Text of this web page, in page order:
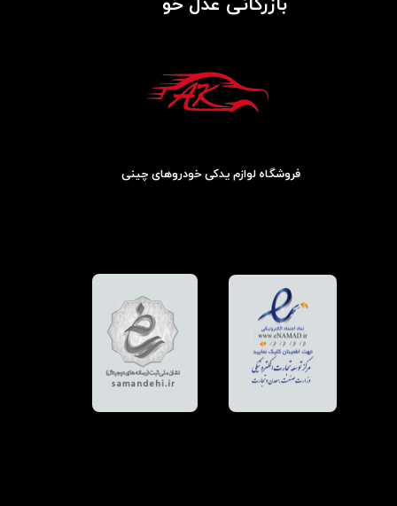
فروشگاه لوازم یدکی خودروهای چینی